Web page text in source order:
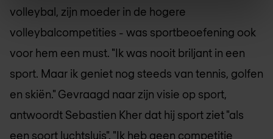
volleybal, zijn moeder in de hogere
volleybalcompetities - was sportbeoefening ook
voor hem een must. "Ik was nooit briljant in een
sport. Maar ik geniet nog steeds van tennis, golfen
en skiën." Gevraagd naar zijn visie op sport,
antwoordt Sebastien Kher dat hij sport ziet "als
een soort luchtsluis". "Ik heb geen competitie